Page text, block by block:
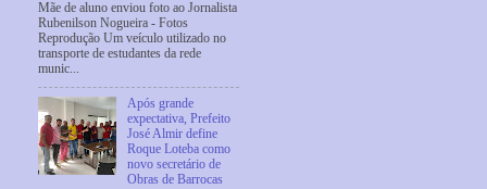
Mãe de aluno enviou foto ao Jornalista
Rubenilson Nogueira - Fotos
Reprodução Um veículo utilizado no
transporte de estudantes da rede
munic...
Após grande
expectativa, Prefeito
José Almir define
Roque Loteba como
novo secretário de
Obras de Barrocas